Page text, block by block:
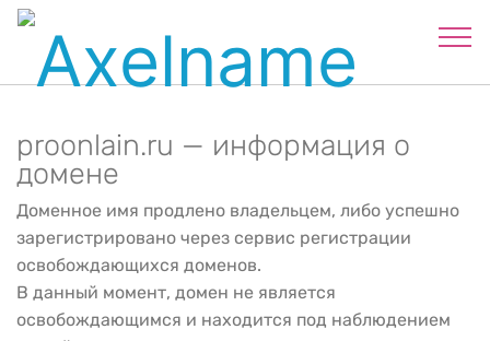
proonlain.ru — информация о
домене
Доменное имя продлено владельцем, либо успешно
зарегистрировано через сервис регистрации
освобождающихся доменов.
В данный момент, домен не является
освобождающимся и находится под наблюдением